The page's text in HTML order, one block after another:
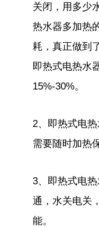
关闭，用多少
热水器多加热
耗，真正做到
即热式电热水
15%-30%。
2、即热式电
需要随时加热
3、即热式电
通，水关电关
能。